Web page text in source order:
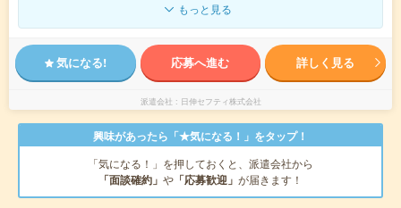
もっと見る
気になる! 応募へ進む 詳しく見る
派遣会社 日伸セフティ株式会社
興味があったら「★気になる！」をタップ！
「気になる！」を押しておくと、派遣会社から
「面談確約」 や 「応募歓迎」 が届きます！